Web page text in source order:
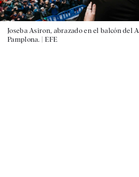
Joseba Asiron, abrazado en el balcón del
Pamplona. | EFE